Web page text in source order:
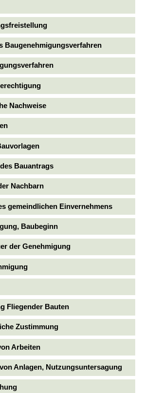
Baugenehmigungsverfahren
Nachweise
Bauantrags
Nachbarn
gemeindlichen Einvernehmens
Baubeginn
der Genehmigung
Fliegender Bauten
Zustimmung
Arbeiten
Anlagen, Nutzungsuntersagung